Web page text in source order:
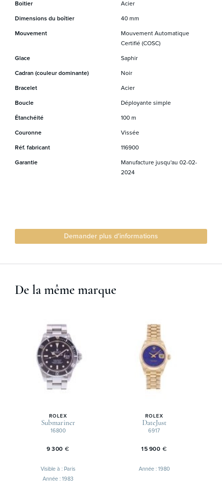
Boitier Acier
Dimensions du boîtier 40 mm
Mouvement
Mouvement Automatique
Certifié (COSC)
Glace Saphir
Cadran (couleur dominante) Noir
Bracelet Acier
Boucle Déployante simple
Étanchéité 100 m
Couronne Vissée
Réf. fabricant 116900
Garantie
Manufacture jusqu'au 02-02-
2024
Demander plus d'informations
De la même marque
ROLEX
Submariner
16800
9 300 €
Visible à : Paris
Année : 1983
ROLEX
DateJust
6917
15 900 €
Année : 1980